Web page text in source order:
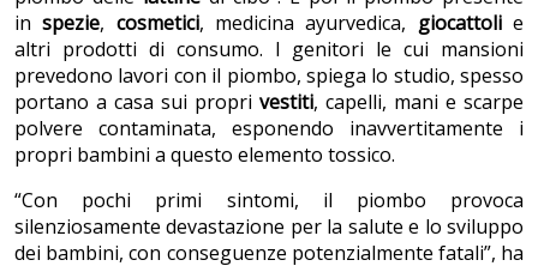
inspezie, cosmetici, medicina ayurvedica, giocattolie
altri prodotti di consumo. I genitori le cui mansioni
prevedono lavori con il piombo, spiega lo studio, spesso
portano a casa sui propri vestiti, capelli, mani e scarpe
polvere contaminata, esponendo inavvertitamente i
propri bambini a questo elemento tossico.
“Con pochi primi sintomi, il piombo provoca
silenziosamente devastazione per la salute e lo sviluppo
dei bambini, con conseguenze potenzialmente fatali”, ha